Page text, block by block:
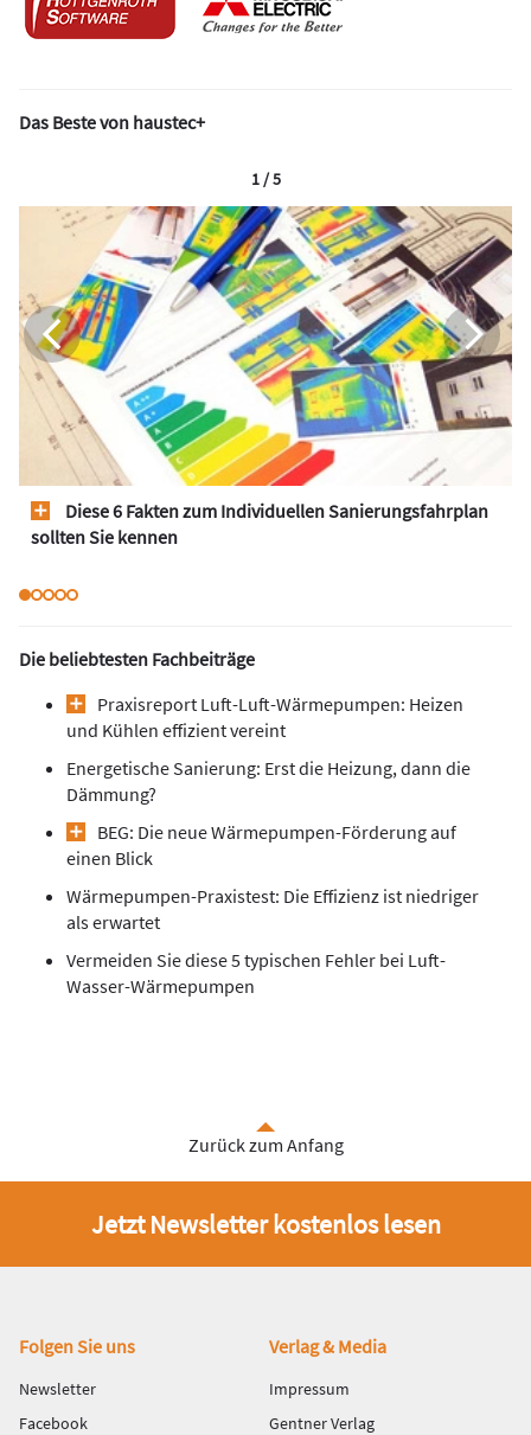
Das Beste von haustec+
Diese 6 Fakten zum Individuellen Sanierungsfahrplan
sollten Sie kennen
1 / 5
Die beliebtesten Fachbeiträge
Praxisreport Luft-Luft-Wärmepumpen: Heizen
und Kühlen effizient vereint
Energetische Sanierung: Erst die Heizung, dann die
Dämmung?
BEG: Die neue Wärmepumpen-Förderung auf
einen Blick
Wärmepumpen-Praxistest: Die Effizienz ist niedriger
als erwartet
Vermeiden Sie diese 5 typischen Fehler bei Luft-
Wasser-Wärmepumpen
Zurück zum Anfang
Jetzt Newsletter kostenlos lesen
Fußbereich
Folgen Sie uns
Newsletter
Facebook
Verlag & Media
Impressum
Gentner Verlag